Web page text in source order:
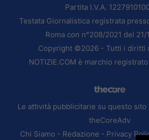
Partita I.V.A.
Testata Giornalistica registrata
Roma con n°208/2021 del 21/
Copyright ©2026 - Tutti i diritti
NOTIZIE.COM è marchio
Le attività pubblicitarie su questo sito
theCoreAdv
Chi Siamo - Redazione - Privacy